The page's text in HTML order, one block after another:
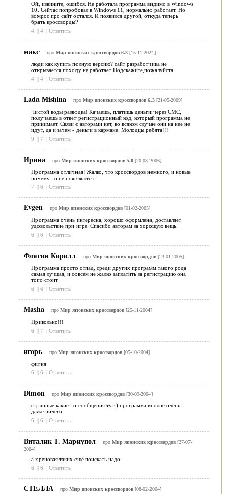
Ой, извините, ошибся. Не работала программа видимо в Windows
10. Сейчас попробовал в Windows 11, нормально работает. Но
вомрос про сайт остался. И появился другой, откуда теперь
брать кроссворды?
4 | 4 | Ответить
макс про Мир японских кроссвордов 6.3[15-11-2021]
люди как купить полную версию? сайт разработчика не
открывается походу не работает Подскажите,пожалуйста.
4 | 4 | Ответить
Lada Мishina про Мир японских кроссвордов 6.3[21-05-2009]
Чистой воды разводка! Качаешь, платишь деньги через СМС,
получаешь в ответ регистрационный код, который программа не
принимает. Связи с авторами нет, во всяком случае они на нее не
идут, да и зачем - деньги в кармане. Молодцы ребята!!!
9
| 7 | Ответить
Ирина про Мир японских кроссвордов 5.0[20-03-2006]
Программа отличная! Жалко, что кроссвордов немного, и новые
почему-то не появляются.
7
| 6 | Ответить
Evgen про Мир японских кроссвордов [01-02-2005]
Программа очень интересна, хорошо оформлена, доставляет
удовольствие при игре. Спасибо авторам за хорошую вещь.
6
| 6 | Ответить
Флягин Кирилл про Мир японских кроссвордов [23-01-2005]
Программа просто отпад, среди других программ такого рода
самая лучшая, и совсем не жалко заплатить за регистрацию она
того стоит
6
| 6 | Ответить
Masha про Мир японских кроссвордов [25-11-2004]
Прикольно!!!
6
| 7 | Ответить
игорь про Мир японских кроссвордов [05-10-2004]
фигня
6
| 6 | Ответить
Dimon про Мир японских кроссвордов [30-09-2004]
странные какие-то сообщения тут:) программа вполне очень
даже ничего
6
| 6 | Ответить
Виталик Т. Мариупол про Мир японских кроссвордов [27-07-
2004]
а хреновая таких ещё поискать надо
6
| 6 | Ответить
СТЕЛЛА про Мир японских кроссвордов [08-02-2004]